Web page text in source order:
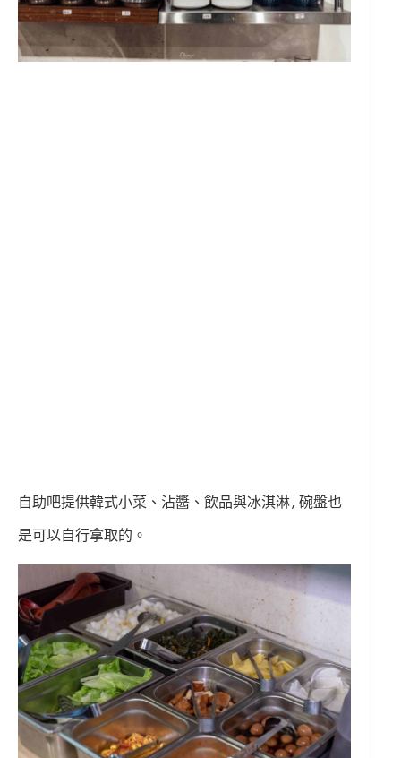
自助吧提供韓式小菜、沾醬、飲品與冰淇淋,碗盤也
是可以自行拿取的。